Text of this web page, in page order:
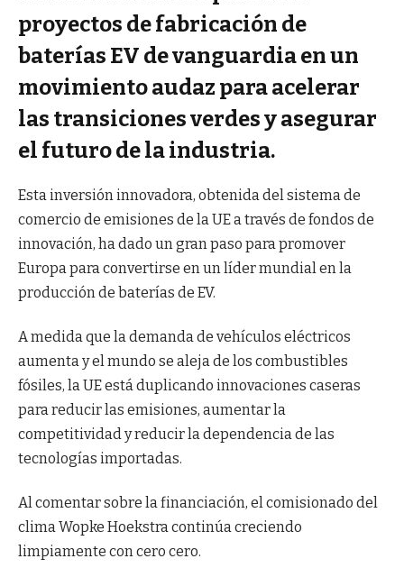
proyectos de fabricación de
baterías EV de vanguardia en un
movimiento audaz para acelerar
las transiciones verdes y asegurar
el futuro de la industria.
Esta inversión innovadora, obtenida del sistema de
comercio de emisiones de la UE a través de fondos de
innovación, ha dado un gran paso para promover
Europa para convertirse en un líder mundial en la
producción de baterías de EV.
A medida que la demanda de vehículos eléctricos
aumenta y el mundo se aleja de los combustibles
fósiles, la UE está duplicando innovaciones caseras
para reducir las emisiones, aumentar la
competitividad y reducir la dependencia de las
tecnologías importadas.
Al comentar sobre la financiación, el comisionado del
clima Wopke Hoekstra continúa creciendo
limpiamente con cero cero.